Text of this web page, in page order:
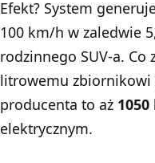
Efekt? System
100 km/h w zaledwie
rodzinnego SUV-a. Co
litrowemu zbiornikowi
producenta to aż
elektrycznym.